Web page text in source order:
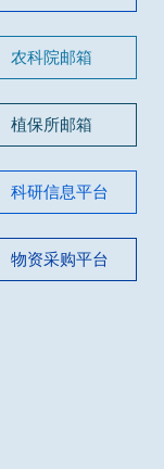
农科院邮箱
植保所邮箱
科研信息平台
物资采购平台